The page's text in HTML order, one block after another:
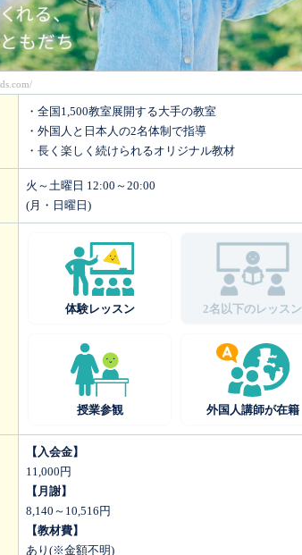
・全国1,500教室展開する大手の教室
・外国人と日本人の2名体制で指導
・長く楽しく続けられるオリジナル教材
火～土曜日 12:00～20:00
(月・日曜日)
体験レッスン 2名以下のレッスン
授業参観 外国人講師が在籍
【入会金】
11,000円
【月謝】
8,140～10,516円
【教材費】
あり(※金額不明)